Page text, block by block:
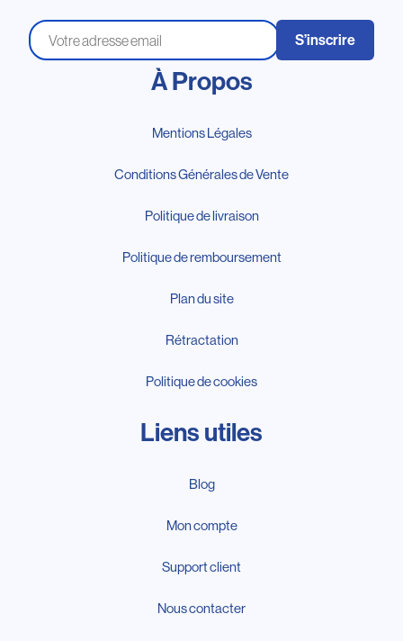
S’inscrire
À Propos
Mentions Légales
Conditions Générales de Vente
Politique de livraison
Politique de remboursement
Plan du site
Rétractation
Politique de cookies
Liens utiles
Blog
Mon compte
Support client
Nous contacter